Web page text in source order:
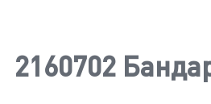
2160702